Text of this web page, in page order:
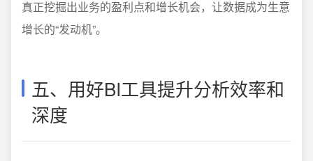
真正挖掘出业务的盈利点和增长机会，让数据成为生意
增长的“发动机”。
五、用好BI工具提升分析效率和
深度